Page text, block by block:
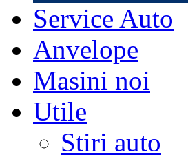
Service Auto
Anvelope
Masini noi
Utile
Stiri auto